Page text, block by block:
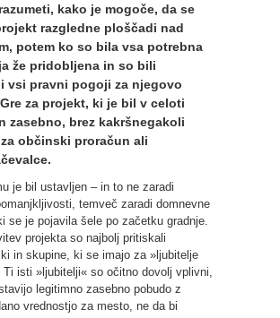
kako je mogoče, da se
razgledne ploščadi nad
potem ko so bila vsa potrebna
že pridobljena in so bili
vsi pravni pogoji za njegovo
za projekt, ki je bil v celoti
zasebno, brez kakršnegakoli
občinski proračun ali
je bil ustavljen – in to ne zaradi
temveč zaradi domnevne
se je pojavila šele po začetku gradnje.
projekta so najbolj pritiskali
in skupine, ki se imajo za »ljubitelje
Ti isti »ljubitelji« so očitno dovolj vplivni,
legitimno zasebno pobudo z
vrednostjo za mesto, ne da bi